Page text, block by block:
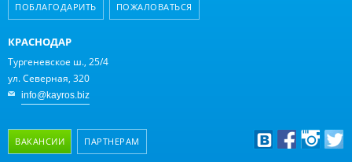
ПОБЛАГОДАРИТЬ ПОЖАЛОВАТЬСЯ
КРАСНОДАР
Тургеневское ш., 25/4
ул. Северная, 320
info@kayros.biz
ВАКАНСИИ ПАРТНЕРАМ